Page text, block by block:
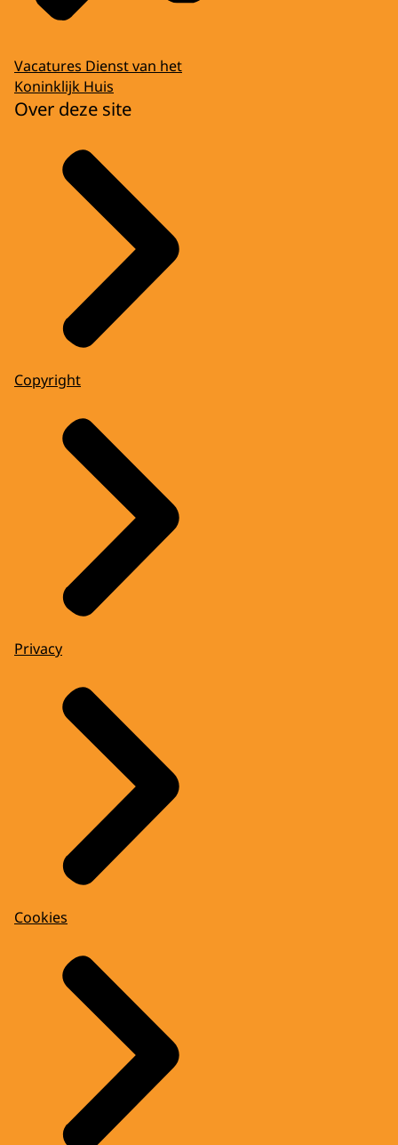
Vacatures Dienst van het
Koninklijk Huis
Over deze site
Copyright
Privacy
Cookies